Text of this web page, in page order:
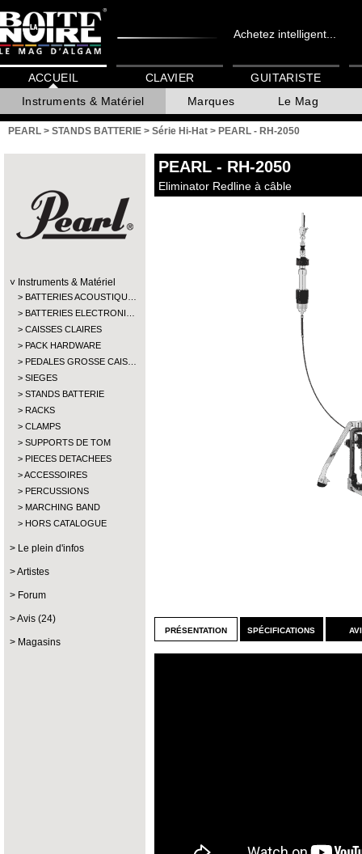
Achetez intelligent...
ACCUEIL
Instruments & Matériel
Marques Le Mag
CLAVIER GUITARISTE
PEARL > STANDS BATTERIE > Série Hi-Hat > PEARL - RH-2050
Instruments & Matériel
BATTERIES ACOUSTIQU…
BATTERIES ELECTRONI…
CAISSES CLAIRES
PACK HARDWARE
PEDALES GROSSE CAIS…
SIEGES
STANDS BATTERIE
RACKS
CLAMPS
SUPPORTS DE TOM
PIECES DETACHEES
ACCESSOIRES
PERCUSSIONS
MARCHING BAND
HORS CATALOGUE
Le plein d'infos
Artistes
Forum
Avis (24)
Magasins
PEARL - RH-2050
Eliminator Redline à câble
présentation spécifications